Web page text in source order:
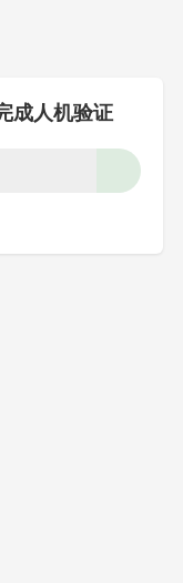
成人机验证